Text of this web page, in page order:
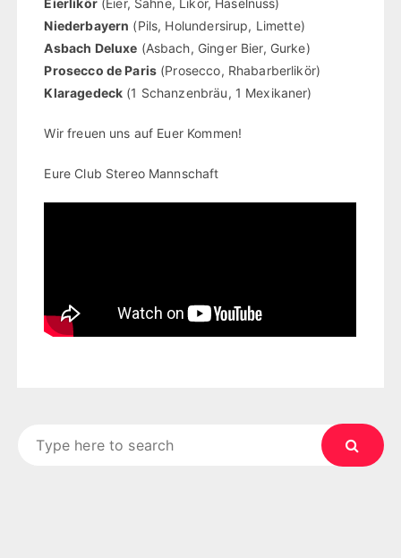
Niederbayern (Pils, Holundersirup, Limette)
Asbach Deluxe (Asbach, Ginger Bier, Gurke)
Prosecco de Paris (Prosecco, Rhabarberlikör)
Klaragedeck (1 Schanzenbräu, 1 Mexikaner)
Wir freuen uns auf Euer Kommen!
Eure Club Stereo Mannschaft